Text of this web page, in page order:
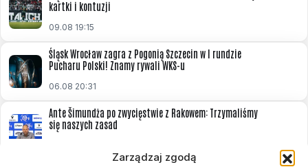
Zarządzaj zgodą
kartki i kontuzji
09.08 19:15
Śląsk Wrocław zagra z Pogonią Szczecin w I rundzie
Pucharu Polski! Znamy rywali WKS-u
06.08 20:31
Ante Šimundża po zwycięstwie z Rakowem: Trzymaliśmy
się naszych zasad